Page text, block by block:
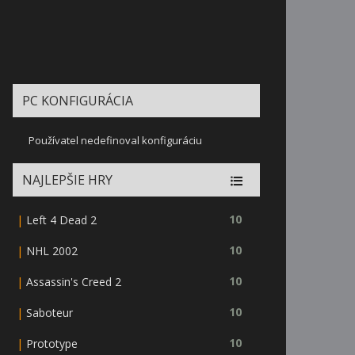
PC KONFIGURÁCIA
Používatel nedefinoval konfiguráciu
NAJLEPŠIE HRY
10
| Left 4 Dead 2
10
| NHL 2002
10
| Assassin's Creed 2
10
| Saboteur
10
| Prototype